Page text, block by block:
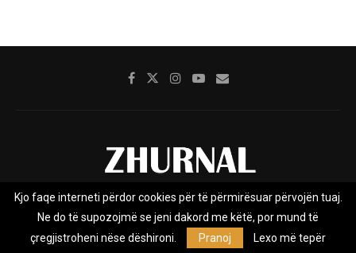
Rreth nesh Impresumi Marketing
Privacy Policy
Kjo faqe interneti përdor cookies për të përmirësuar përvojën tuaj.
Ne do të supozojmë se jeni dakord me këtë, por mund të
çregjistroheni nëse dëshironi.
Pranoj Lexo më tepër